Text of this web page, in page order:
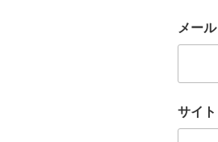
メール
サイト